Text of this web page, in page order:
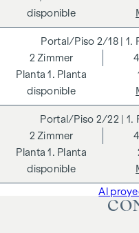
Advertimos que existe
El agente actúa como
disponible
2/18 |
1. Planta
2 Zimmer
disponible
2/22 |
1. Planta
2 Zimmer
disponible
Al